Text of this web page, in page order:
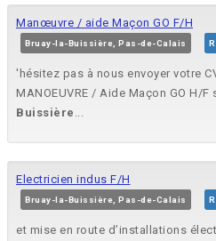
Manœuvre / aide Maçon GO F/H
Bruay-la-Buissière, Pas-de-Calais
'hésitez pas à nous envoyer votre
MANOEUVRE / Aide Maçon GO H/F
Buissière ...
Electricien indus F/H
Bruay-la-Buissière, Pas-de-Calais
et mise en route d’installations